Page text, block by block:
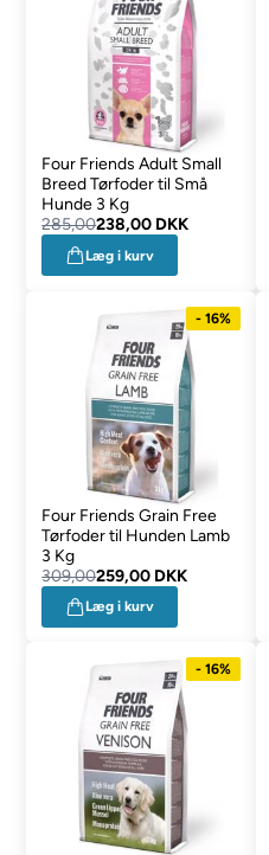
Four Friends Adult Small
Breed Tørfoder til Små
Hunde 3 Kg
285,00238,00 DKK
Læg i kurv
- 16%
Four Friends Grain Free
Tørfoder til Hunden Lamb
3 Kg
309,00259,00 DKK
Læg i kurv
- 16%